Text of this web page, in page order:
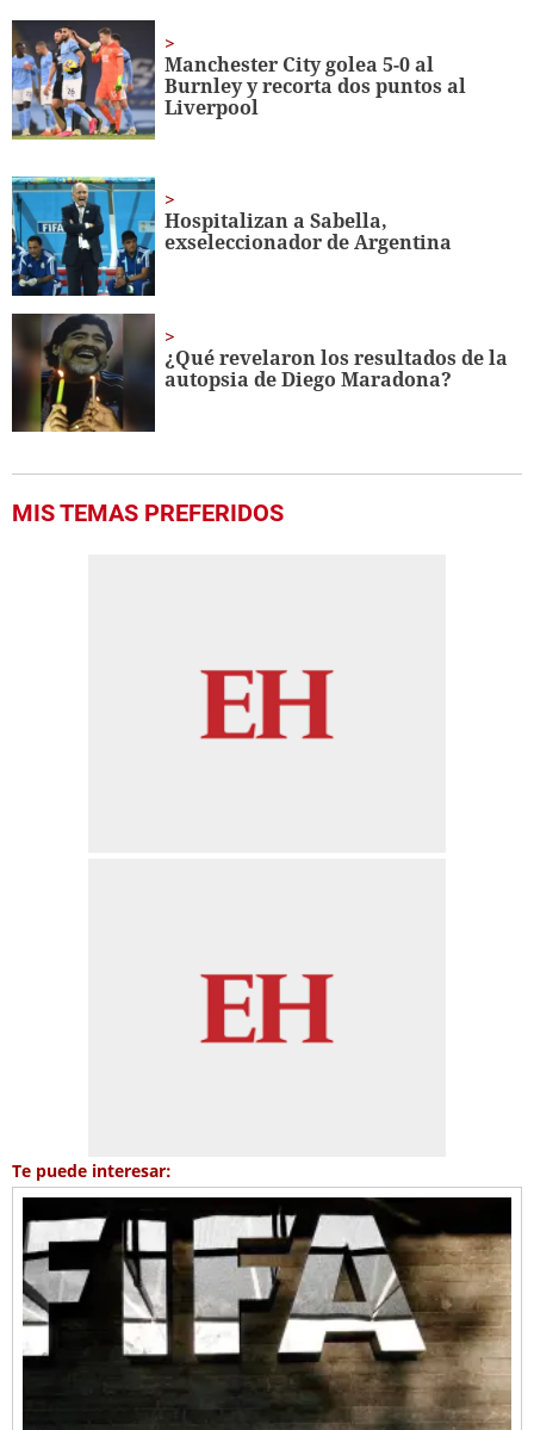
1
minute,
22
seconds
Manchester City golea 5-0 al
Burnley y recorta dos puntos al
Liverpool
Hospitalizan a Sabella,
exseleccionador de Argentina
¿Qué revelaron los resultados de la
autopsia de Diego Maradona?
MIS TEMAS PREFERIDOS
Te puede interesar: